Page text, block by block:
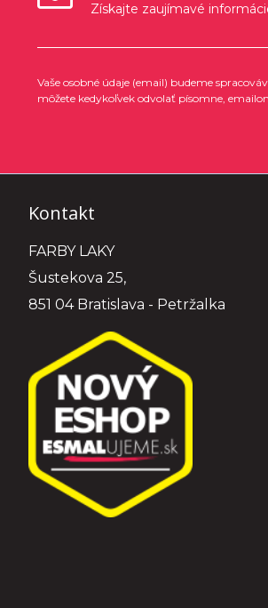
Získajte zaujímavé
Vaše osobné údaje (email) budeme
môžete kedykoľvek odvolať písomne,
Kontakt
FARBY LAKY
Šustekova 25,
851 04 Bratislava - Petržalka